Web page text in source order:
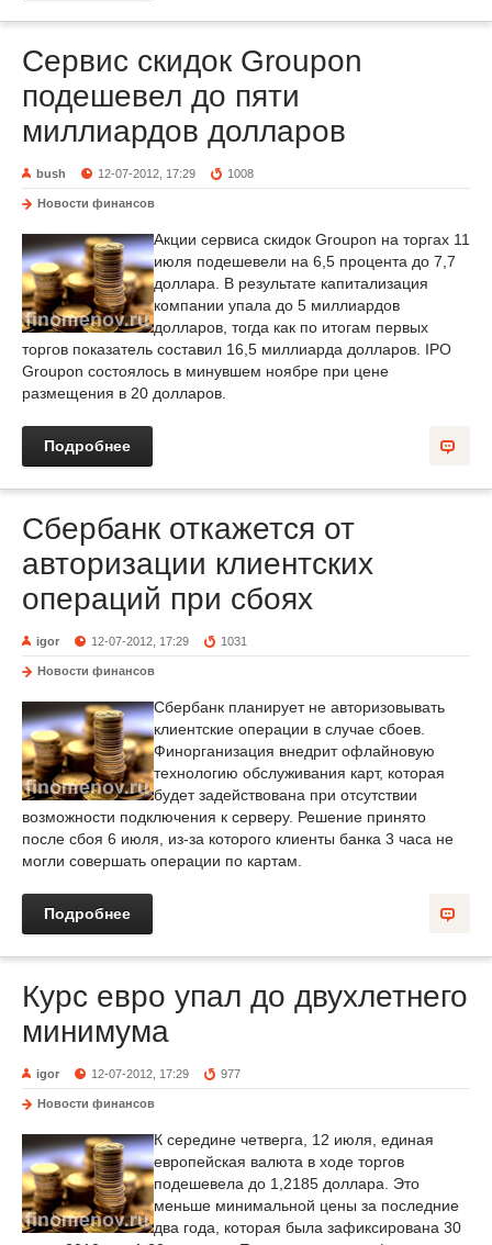
Сервис скидок Groupon
подешевел до пяти
миллиардов долларов
bush 12-07-2012, 17:29 1008
Новости финансов
Акции сервиса скидок Groupon на торгах 11
июля подешевели на 6,5 процента до 7,7
доллара. В результате капитализация
компании упала до 5 миллиардов
долларов, тогда как по итогам первых
торгов показатель составил 16,5 миллиарда долларов. IPO
Groupon состоялось в минувшем ноябре при цене
размещения в 20 долларов.
Подробнее
Сбербанк откажется от
авторизации клиентских
операций при сбоях
igor 12-07-2012, 17:29 1031
Новости финансов
Сбербанк планирует не авторизовывать
клиентские операции в случае сбоев.
Финорганизация внедрит офлайновую
технологию обслуживания карт, которая
будет задействована при отсутствии
возможности подключения к серверу. Решение принято
после сбоя 6 июля, из-за которого клиенты банка 3 часа не
могли совершать операции по картам.
Подробнее
Курс евро упал до двухлетнего
минимума
igor 12-07-2012, 17:29 977
Новости финансов
К середине четверга, 12 июля, единая
европейская валюта в ходе торгов
подешевела до 1,2185 доллара. Это
меньше минимальной цены за последние
два года, которая была зафиксирована 30